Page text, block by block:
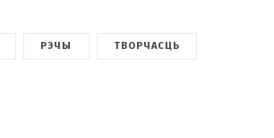
РЭЧЫ ТВОРЧАСЦЬ